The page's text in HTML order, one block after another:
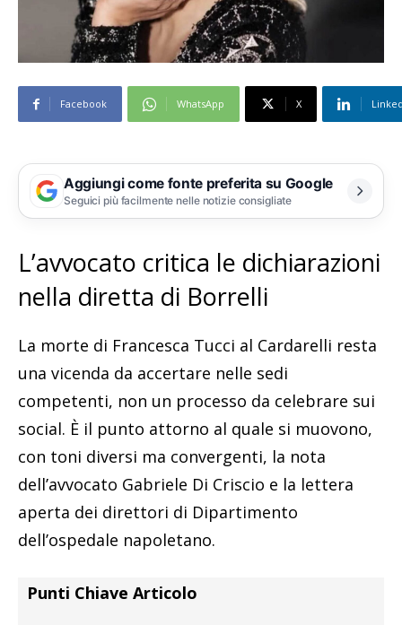
Facebook WhatsApp X
Aggiungi come fonte preferita su Google
Seguici più facilmente nelle notizie consigliate
L’avvocato critica le dichiarazioni
nella diretta di Borrelli
La morte di Francesca Tucci al Cardarelli resta
una vicenda da accertare nelle sedi
competenti, non un processo da celebrare sui
social. È il punto attorno al quale si muovono,
con toni diversi ma convergenti, la nota
dell’avvocato Gabriele Di Criscio e la lettera
aperta dei direttori di Dipartimento
dell’ospedale napoletano.
Punti Chiave Articolo